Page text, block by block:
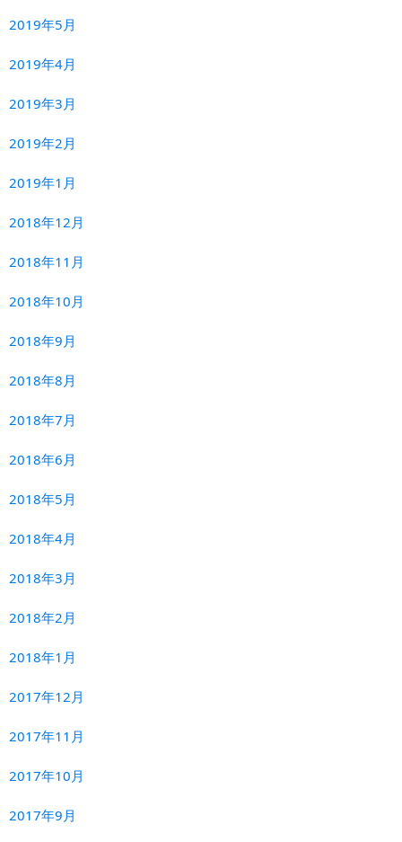
2019年5月
2019年4月
2019年3月
2019年2月
2019年1月
2018年12月
2018年11月
2018年10月
2018年9月
2018年8月
2018年7月
2018年6月
2018年5月
2018年4月
2018年3月
2018年2月
2018年1月
2017年12月
2017年11月
2017年10月
2017年9月